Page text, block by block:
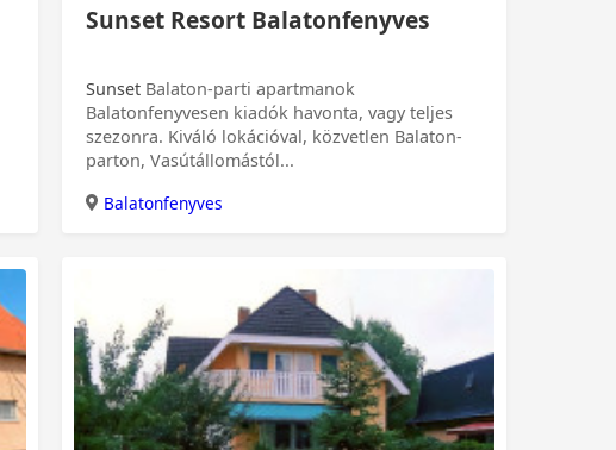
Sunset Resort Balatonfenyves
SunsetBalaton-parti apartmanok
Balatonfenyvesen kiadók havonta, vagy teljes
szezonra. Kiváló lokációval, közvetlen Balaton-
parton, Vasútállomástól...
Balatonfenyves